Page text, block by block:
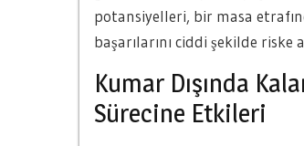
potansiyelleri, bir masa
başarılarını ciddi şekilde riske
Kumar Dışında
Sürecine Etkileri